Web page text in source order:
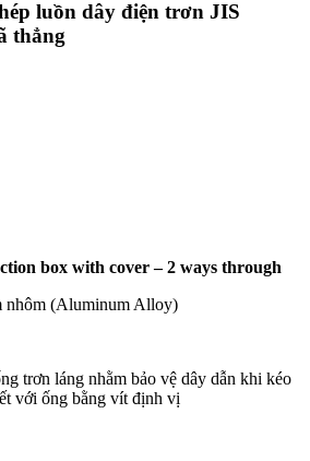
luồn dây điện trơn JIS
thẳng
box with cover – 2 ways through
nhôm (Aluminum Alloy)
trơn láng nhằm bảo vệ dây dẫn khi kéo
với ống bằng vít định vị